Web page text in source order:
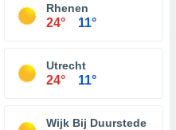
Rhenen
24° 11°
Utrecht
24° 11°
Wijk Bij Duurstede